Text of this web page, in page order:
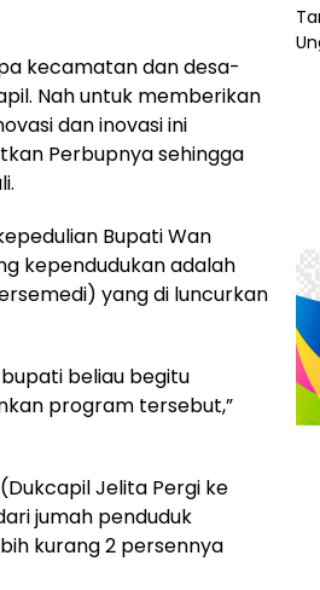
kecamatan dan desa-
Nah untuk memberikan
dan inovasi ini
Perbupnya sehingga
Bupati Wan
kependudukan adalah
yang di luncurkan
beliau begitu
program tersebut,”
Jelita Pergi ke
jumah penduduk
kurang 2 persennya